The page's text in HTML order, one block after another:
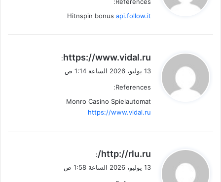
ل
References:
Hitnspin bonus api.follow.it
ي
ق
ل
https://www.vidal.ru
:
13 يوليو، 2026 الساعة 1:14 ص
References:
Monro Casino Spielautomat
https://www.vidal.ru
ي
ق
http://rlu.ru/
:
13 يوليو، 2026 الساعة 1:58 ص